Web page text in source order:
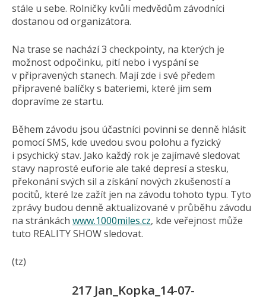
stále u sebe. Rolničky kvůli medvědům závodníci
dostanou od organizátora.
Na trase se nachází 3 checkpointy, na kterých je
možnost odpočinku, pití nebo i vyspání se
v připravených stanech. Mají zde i své předem
připravené balíčky s bateriemi, které jim sem
dopravíme ze startu.
Během závodu jsou účastníci povinni se denně hlásit
pomocí SMS, kde uvedou svou polohu a fyzický
i psychický stav. Jako každý rok je zajímavé sledovat
stavy naprosté euforie ale také depresí a stesku,
překonání svých sil a získání nových zkušeností a
pocitů, které lze zažít jen na závodu tohoto typu. Tyto
zprávy budou denně aktualizované v průběhu závodu
na stránkách www.1000miles.cz, kde veřejnost může
tuto REALITY SHOW sledovat.
(tz)
217 Jan_Kopka_14-07-